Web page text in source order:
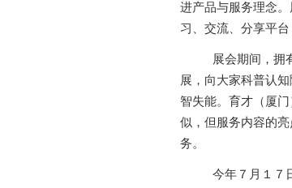
进产品与服务理念。
习、交流、分享平
展会期间，拥
展，向大家科普认
智失能。育才（厦
似，但服务内容的
务。
今年 ７月１７